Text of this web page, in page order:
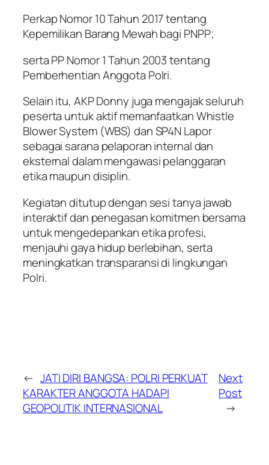
Perkap Nomor 10 Tahun 2017 tentang
Kepemilikan Barang Mewah bagi PNPP;
serta PP Nomor 1 Tahun 2003 tentang
Pemberhentian Anggota Polri.
Selain itu, AKP Donny juga mengajak seluruh
peserta untuk aktif memanfaatkan Whistle
Blower System (WBS) dan SP4N Lapor
sebagai sarana pelaporan internal dan
eksternal dalam mengawasi pelanggaran
etika maupun disiplin.
Kegiatan ditutup dengan sesi tanya jawab
interaktif dan penegasan komitmen bersama
untuk mengedepankan etika profesi,
menjauhi gaya hidup berlebihan, serta
meningkatkan transparansi di lingkungan
Polri.
← JATI DIRI BANGSA: POLRI PERKUAT
KARAKTER ANGGOTA HADAPI
GEOPOLITIK INTERNASIONAL
Next
Post
→